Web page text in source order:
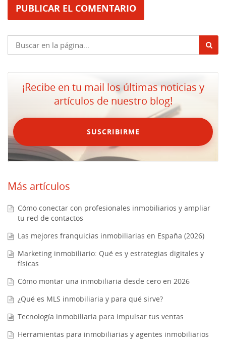
¡Recibe en tu mail los últimas noticias y
artículos de nuestro blog!
SUSCRIBIRME
Más artículos
Cómo conectar con profesionales inmobiliarios y ampliar
tu red de contactos
Las mejores franquicias inmobiliarias en España (2026)
Marketing inmobiliario: Qué es y estrategias digitales y
físicas
Cómo montar una inmobiliaria desde cero en 2026
¿Qué es MLS inmobiliaria y para qué sirve?
Tecnología inmobiliaria para impulsar tus ventas
Herramientas para inmobiliarias y agentes inmobiliarios